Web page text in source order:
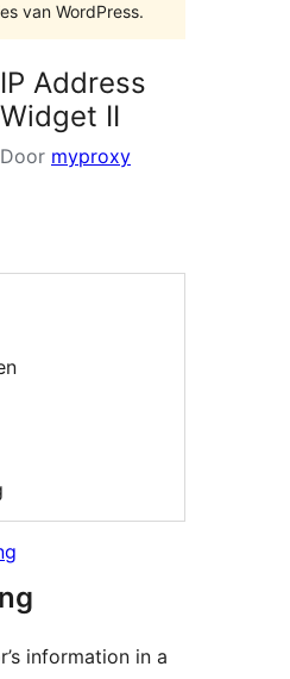
van WordPress.
IP Address
Widget II
Door myproxy
information in a